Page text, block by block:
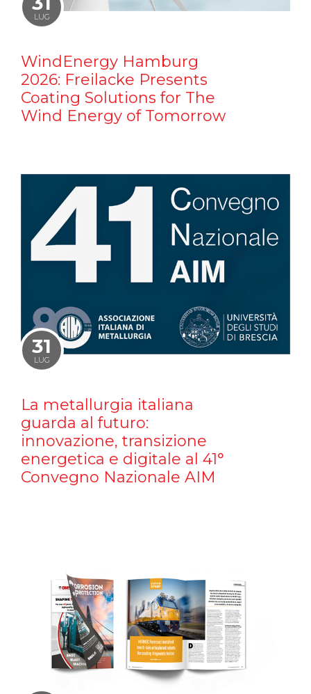
LUG
WindEnergy Hamburg
2026: Freilacke Presents
Coating Solutions for The
Wind Energy of Tomorrow
31
LUG
La metallurgia italiana
guarda al futuro:
innovazione, transizione
energetica e digitale al 41°
Convegno Nazionale AIM